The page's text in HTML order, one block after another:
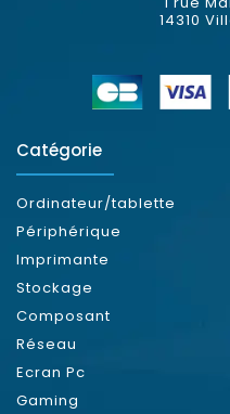
14310
Catégorie
Ordinateur/tablette
Périphérique
Imprimante
Stockage
Composant
Réseau
Ecran Pc
Gaming